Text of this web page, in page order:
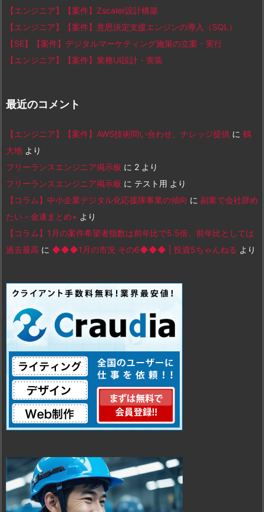
【エンジニア】【案件】Zscaler設計構築
【エンジニア】【案件】意思決定支援エンジンの導入（SQL）
【SE】【案件】デジタルマーケティング施策の立案・実行
【エンジニア】【案件】業務UI設計・実装
最近のコメント
【エンジニア】【案件】AWS技術問い合わせ、ナレッジ提供 に 鶴
大地 より
フリーランスエンジニア掲示板 に 2 より
フリーランスエンジニア掲示板 に テスト用 より
【コラム】中小企業デジタル化応援隊事業の傾向 に 副業で会社辞め
たい - 金速まとめ+ より
【コラム】1月の案件希望者指数は前年比で5.5倍、前年比としては
過去最高 に ◆◆◆1月の市況 その6◆◆◆ | 投資5ちゃんねる より